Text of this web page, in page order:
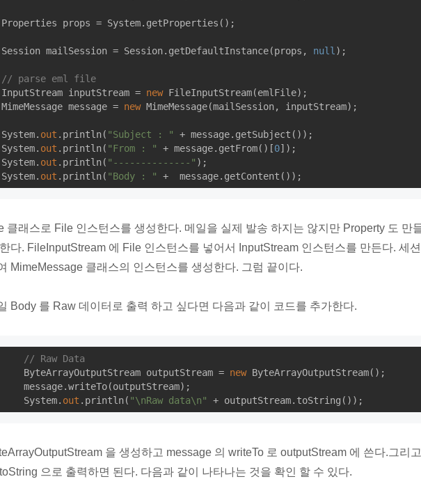
Properties props = System.getProperties();
Session mailSession = Session.getDefaultInstance(props, null );
// parse eml file
InputStream inputStream = new FileInputStream(emlFile);
MimeMessage message = new MimeMessage(mailSession, inputStream);
System. out .println( "Subject : " + message.getSubject());
System. out .println( "From : " + message.getFrom()[0]);
System. out .println( "--------------" );
System. out .println( "Body : "
클래스로 File 인스턴스를 생성한다. 메일을 실제 발송 하지는 않지만 Property 도 만
다. FileInputStream 에 File 인스턴스를 넣어서 InputStream 인스턴스를 만든다. 세
MimeMessage 클래스의 인스턴스를 생성한다. 그럼 끝이다.
Body 를 Raw 데이터로 출력 하고 싶다면 다음과 같이 코드를 추가한다.
// Raw Data
    ByteArrayOutputStream outputStream =
new ByteArrayOutputStream();
    message.writeTo(outputStream);
    System.
out .println( "\nRaw data\n"
을 생성하고 message 의 writeTo 로 outputStream 에 쓴다.그리
으로 출력하면 된다. 다음과 같이 나타나는 것을 확인 할 수 있다.